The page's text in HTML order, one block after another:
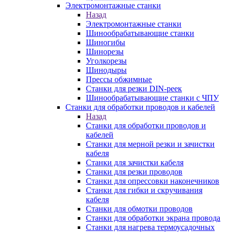
Электромонтажные станки
Назад
Электромонтажные станки
Шинообрабатывающие станки
Шиногибы
Шинорезы
Уголкорезы
Шинодыры
Прессы обжимные
Станки для резки DIN-реек
Шинообрабатывающие станки с ЧПУ
Станки для обработки проводов и кабелей
Назад
Станки для обработки проводов и
кабелей
Станки для мерной резки и зачистки
кабеля
Станки для зачистки кабеля
Станки для резки проводов
Станки для опрессовки наконечников
Станки для гибки и скручивания
кабеля
Станки для обмотки проводов
Станки для обработки экрана провода
Станки для нагрева термоусадочных